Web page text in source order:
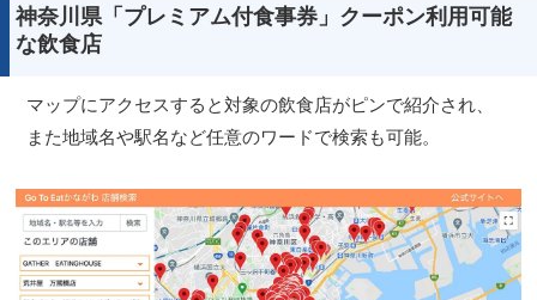
神奈川県「プレミアム付食事券」クーポン利用可能
な飲食店
マップにアクセスすると対象の飲食店がピンで紹介され、
また地域名や駅名など任意のワードで検索も可能。